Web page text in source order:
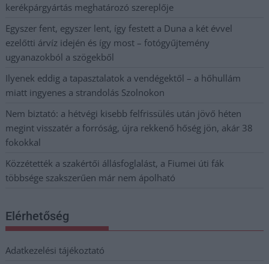
kerékpárgyártás meghatározó szereplője
Egyszer fent, egyszer lent, így festett a Duna a két évvel
ezelőtti árvíz idején és így most – fotógyűjtemény
ugyanazokból a szögekből
Ilyenek eddig a tapasztalatok a vendégektől – a hőhullám
miatt ingyenes a strandolás Szolnokon
Nem biztató: a hétvégi kisebb felfrissülés után jövő héten
megint visszatér a forróság, újra rekkenő hőség jön, akár 38
fokokkal
Közzétették a szakértői állásfoglalást, a Fiumei úti fák
többsége szakszerűen már nem ápolható
Elérhetőség
Adatkezelési tájékoztató